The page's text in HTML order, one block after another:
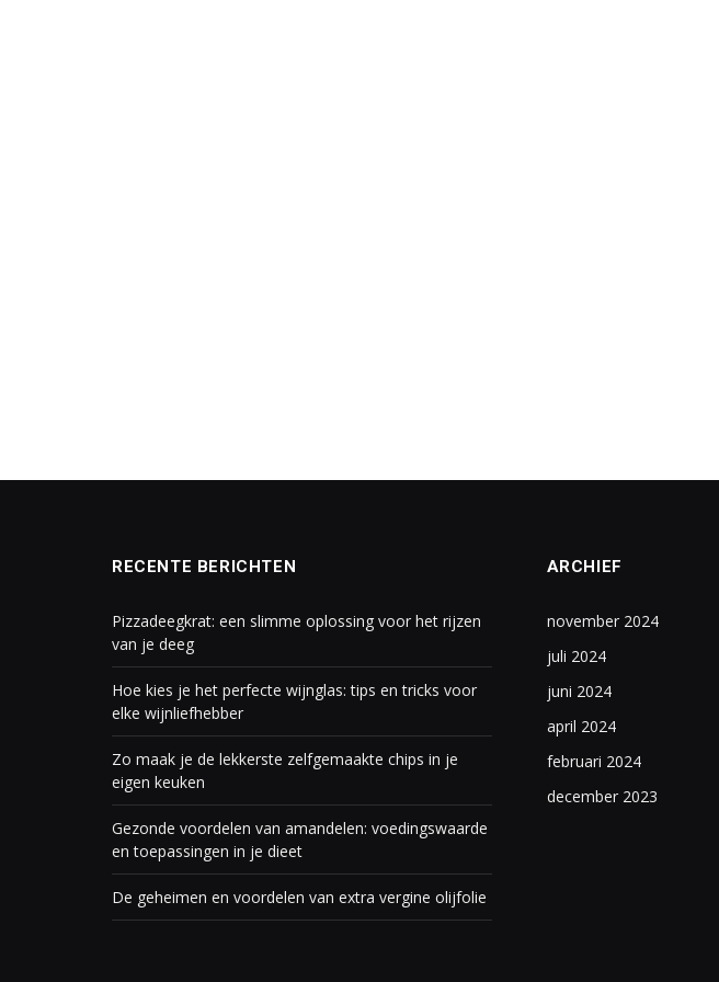
RECENTE BERICHTEN
Pizzadeegkrat: een slimme oplossing voor het rijzen
van je deeg
Hoe kies je het perfecte wijnglas: tips en tricks voor
elke wijnliefhebber
Zo maak je de lekkerste zelfgemaakte chips in je
eigen keuken
Gezonde voordelen van amandelen: voedingswaarde
en toepassingen in je dieet
De geheimen en voordelen van extra vergine olijfolie
ARCHIEF
november 2024
juli 2024
juni 2024
april 2024
februari 2024
december 2023